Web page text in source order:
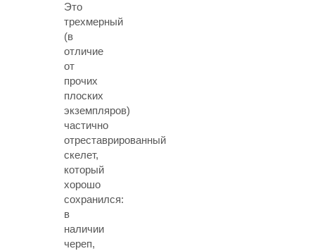
Это
трехмерный
(в
отличие
от
прочих
плоских
экземпляров)
частично
отреставрированный
скелет,
который
хорошо
сохранился:
в
наличии
череп,